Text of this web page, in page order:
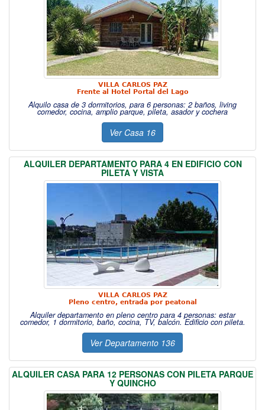
VILLA CARLOS PAZ
Frente al Hotel Portal del Lago
Alquilo casa de 3 dormitorios, para 6 personas: 2 baños, living
comedor, cocina, amplio parque, pileta, asador y cochera
Ver Casa 16
ALQUILER DEPARTAMENTO PARA 4 EN EDIFICIO CON
PILETA Y VISTA
VILLA CARLOS PAZ
Pleno centro, entrada por peatonal
Alquiler departamento en pleno centro para 4 personas: estar
comedor, 1 dormitorio, baño, cocina, TV, balcón. Edificio con pileta.
Ver Departamento 136
ALQUILER CASA PARA 12 PERSONAS CON PILETA PARQUE
Y QUINCHO